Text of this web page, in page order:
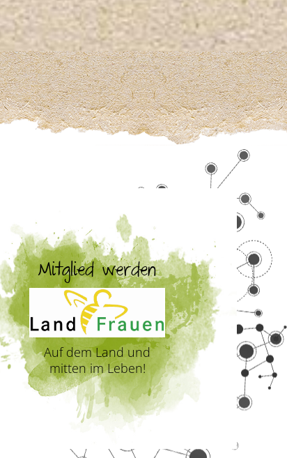
Mitglied werden
Auf dem Land und
mitten im Leben!